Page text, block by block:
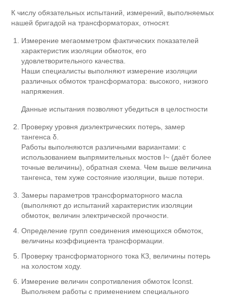
К числу обязательных испытаний, измерений, выполняемых
нашей бригадой на трансформаторах, относят.
Измерение мегаомметром фактических показателей
характеристик изоляции обмоток, его
удовлетворительного качества.
Наши специалисты выполняют измерение изоляции
различных обмоток трансформатора: высокого, низкого
напряжения.
Данные испытания позволяют убедиться в целостности
Проверку уровня диэлектрических потерь, замер
тангенса δ.
Работы выполняются различными вариантами: с
использованием выпрямительных мостов I~ (даёт более
точные величины), обратная схема. Чем выше величина
тангенса, тем хуже состояние изоляции, выше потери.
Замеры параметров трансформаторного масла
(выполняют до испытаний характеристик изоляции
обмоток, величин электрической прочности.
Определение групп соединения имеющихся обмоток,
величины коэффициента трансформации.
Проверку трансформаторного тока КЗ, величины потерь
на холостом ходу.
Измерение величин сопротивления обмоток Iconst.
Выполняем работы с применением специального